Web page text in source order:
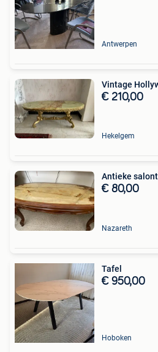
Antwerpen
Vintage
€ 210,00
Hekelgem
Antieke
€ 80,00
Nazareth
Tafel
€ 950,00
Hoboken